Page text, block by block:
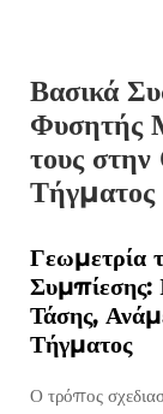
Βασικά
Φυσητής
τους
Τήγματος
Γεωμετρία
Συμπίεσης:
Τάσης,
Τήγματος
Ο τρόπος